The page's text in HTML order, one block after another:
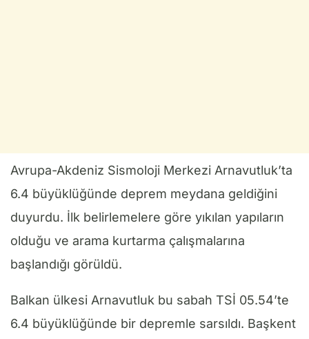
Avrupa-Akdeniz Sismoloji Merkezi Arnavutluk’ta
6.4 büyüklüğünde deprem meydana geldiğini
duyurdu. İlk belirlemelere göre yıkılan yapıların
olduğu ve arama kurtarma çalışmalarına
başlandığı görüldü.
Balkan ülkesi Arnavutluk bu sabah TSİ 05.54’te
6.4 büyüklüğünde bir depremle sarsıldı. Başkent